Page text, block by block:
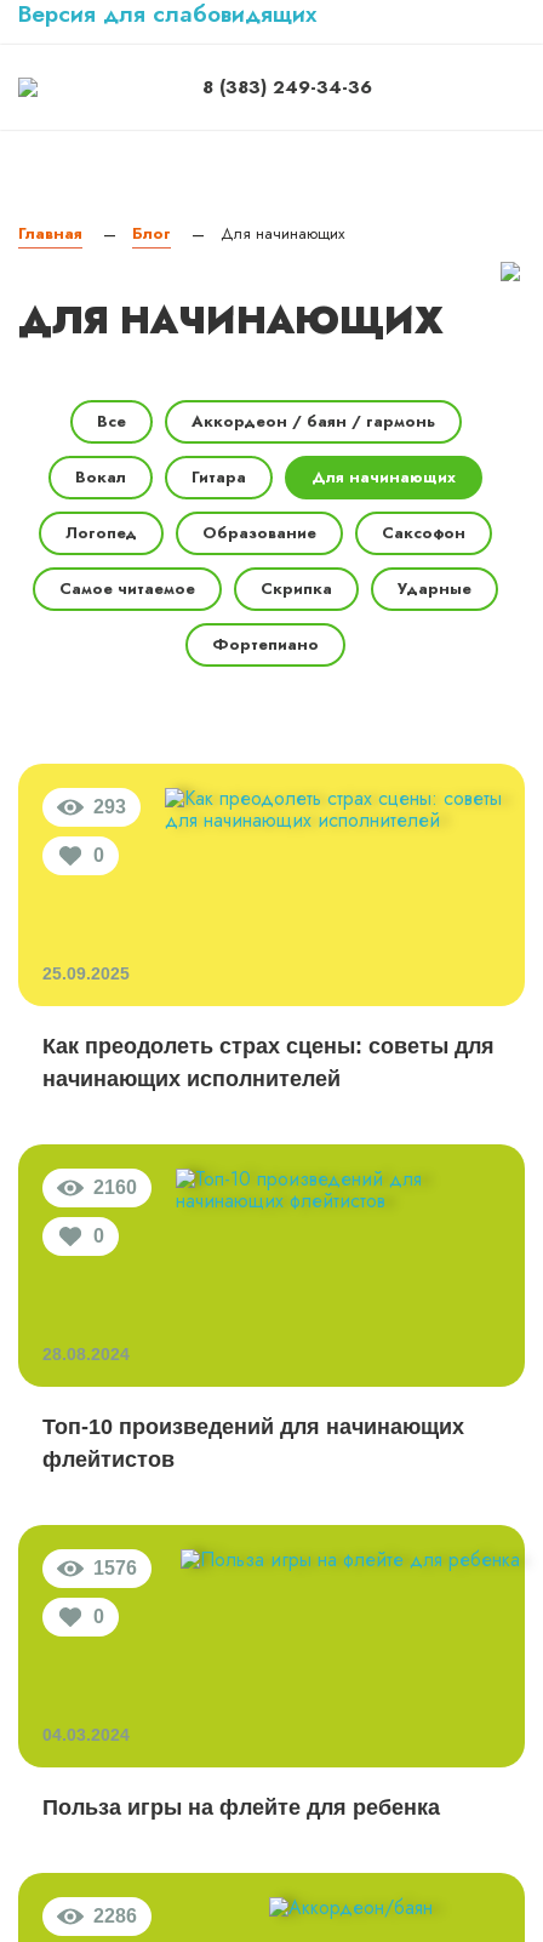
Версия для слабовидящих
8 (383) 249-34-36
Главная — Блог — Для начинающих
ДЛЯ НАЧИНАЮЩИХ
Все Аккордеон / баян / гармонь
Вокал Гитара Для начинающих
Логопед Образование Саксофон
Самое читаемое Скрипка Ударные
Фортепиано
293
0
25.09.2025
Как преодолеть страх сцены: советы для
начинающих исполнителей
2160
0
28.08.2024
Топ-10 произведений для начинающих
флейтистов
1576
0
04.03.2024
Польза игры на флейте для ребенка
2286